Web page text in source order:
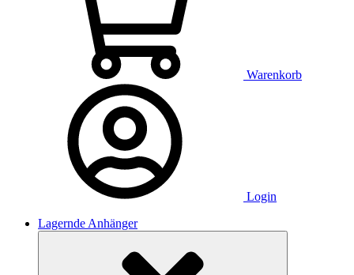
Warenkorb
Login
Lagernde Anhänger